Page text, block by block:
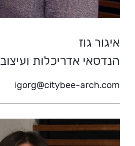
איגור גוז
הנדסאי אדריכלות ועיצוב
igorg@citybee-arch.com